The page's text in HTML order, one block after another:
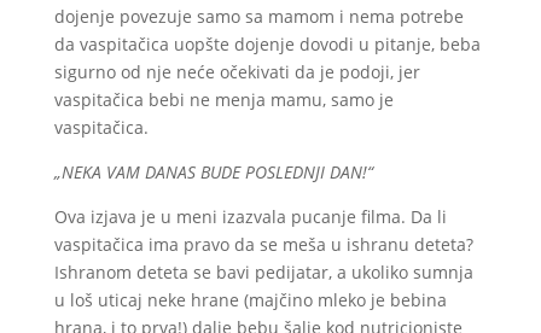
dojenje povezuje samo sa mamom i nema potrebe
da vaspitačica uopšte dojenje dovodi u pitanje, beba
sigurno od nje neće očekivati da je podoji, jer
vaspitačica bebi ne menja mamu, samo je
vaspitačica.
„NEKA VAM DANAS BUDE POSLEDNJI DAN!“
Ova izjava je u meni izazvala pucanje filma. Da li
vaspitačica ima pravo da se meša u ishranu deteta?
Ishranom deteta se bavi pedijatar, a ukoliko sumnja
u loš uticaj neke hrane (majčino mleko je bebina
hrana, i to prva!) dalje bebu šalje kod nutricioniste